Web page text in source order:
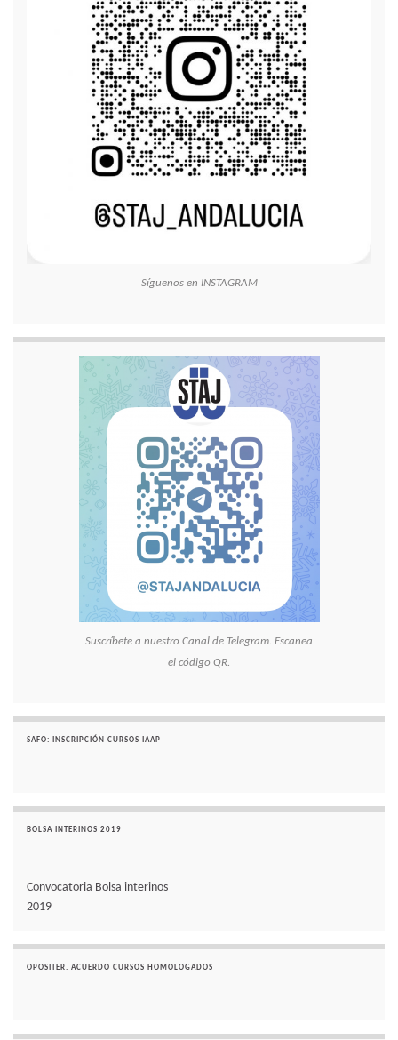
Síguenos en INSTAGRAM
Suscríbete a nuestro Canal de Telegram. Escanea
el código QR.
SAFO: INSCRIPCIÓN CURSOS IAAP
BOLSA INTERINOS 2019
Convocatoria Bolsa interinos
2019
OPOSITER. ACUERDO CURSOS HOMOLOGADOS